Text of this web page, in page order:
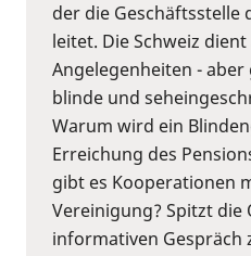
der die Geschäftsstelle
leitet. Die Schweiz
Angelegenheiten -
blinde und
Warum wird ein
Erreichung des
gibt es Kooperationen
Vereinigung? Spitzt
informativen Gespräch